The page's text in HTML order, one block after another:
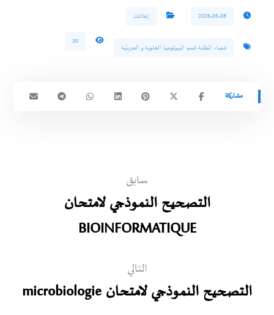
2026-05-08 إعلانات
فضاء الطلبة قسم البيولوجيا الخلوية و الجزيئية
30
سابق
التصحيح النموذجي لامتحان
BIOINFORMATIQUE
التالي
التصحيح النموذجي لامتحان microbiologie